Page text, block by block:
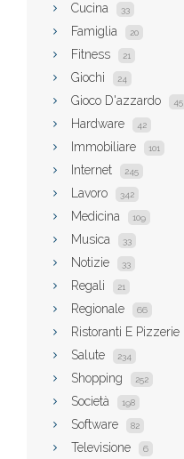
Cucina 33
Famiglia 20
Fitness 21
Giochi 24
Gioco D'azzardo 45
Hardware 42
Immobiliare 101
Internet 245
Lavoro 342
Medicina 109
Musica 33
Notizie 33
Regali 21
Regionale 66
Ristoranti E Pizzerie
Salute 234
Shopping 252
Società 198
Software 82
Televisione 6